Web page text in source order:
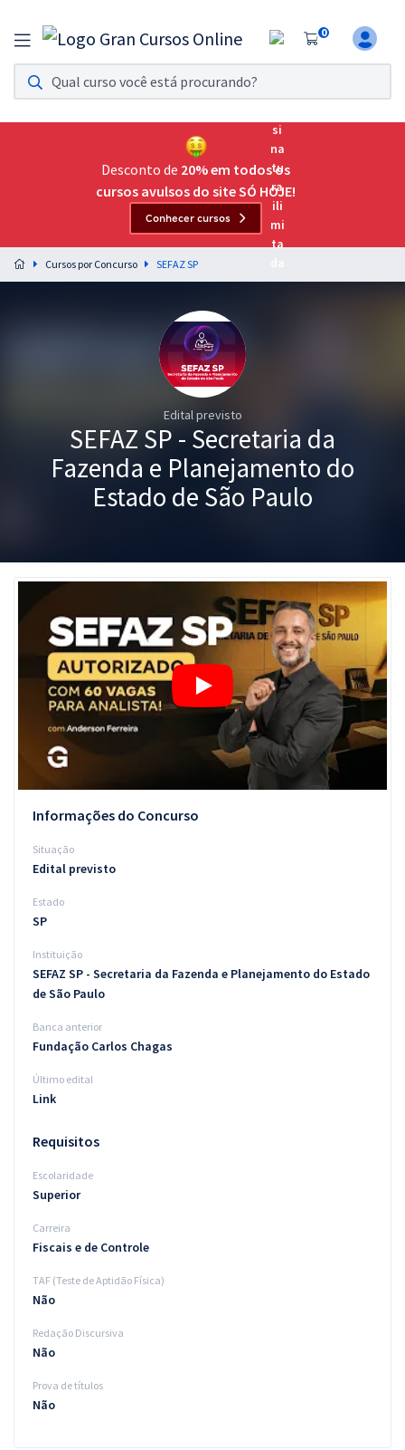
0
Assinatura Ilimitada 11
Acesso a todos os cursos. Teste grátis por 7 dias!
Assinatura OAB Até Passar
Acesso ilimitado a toda preparação para o Exame da
Preparação completa e intensiva para as principais
residências em saúde do Brasil
Graduação
Questões grátis
Conteúdo gratuito
Aprovados
Atendimento
Desconto de 20% em todos os
cursos avulsos do site SÓ HOJE!
Conhecer cursos
Cursos por Concurso SEFAZ SP
Edital previsto
SEFAZ SP - Secretaria da
Fazenda e Planejamento do
Estado de São Paulo
Informações do Concurso
Situação
Edital previsto
Estado
SP
Instituição
SEFAZ SP - Secretaria da Fazenda e Planejamento do Estado
de São Paulo
Banca anterior
Fundação Carlos Chagas
Último edital
Link
Requisitos
Escolaridade
Superior
Carreira
Fiscais e de Controle
TAF (Teste de Aptidão Física)
Não
Redação Discursiva
Não
Prova de títulos
Não